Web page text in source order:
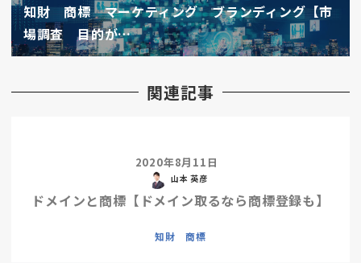
知財 商標 マーケティング ブランディング【市
場調査 目的が…
関連記事
ドメインと商標【ドメイン取るなら商標登録も】
知財 商標
山本 英彦
2020年8月11日